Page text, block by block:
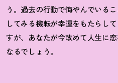
う。過去の行動で悔やんでいる
してみる機転が幸運をもたらし
すが、あなたが今改めて人生に
なるでしょう。